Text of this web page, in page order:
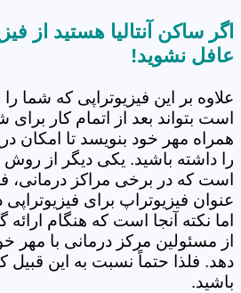
اگر ساکن آنتالیا هستید از
عافل نشوید!
علاوه بر این فیزیوتراپی که شما
است بتواند بعد از اتمام کار برای
همراه مهر خود بنویسد تا امکان
را داشته باشید. یکی دیگر از روش
است که در برخی مراکز درمانی،
عنوان فیزیوتراپ برای
اما نکته آنجا است که هنگام
از مسئولین مرکز درمانی با مهر
دهد. فلذا حتماً نسبت به این قبیل
باشید.